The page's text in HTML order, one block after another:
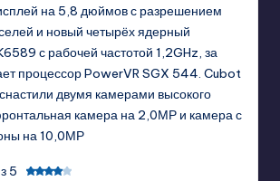
на 5,8 дюймов с разрешением
и новый четырёх ядерный
с рабочей частотой 1,2GHz, за
процессор PowerVR SGX 544. Cubot
двумя камерами высокого
камера на 2,0МР и камера с
на 10,0МР
5